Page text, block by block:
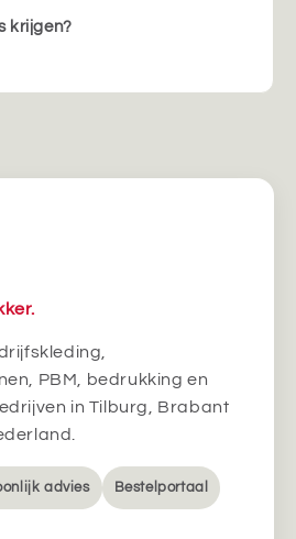
krijgen?
PBM, bedrukking en
in Tilburg, Brabant
advies Bestelportaal